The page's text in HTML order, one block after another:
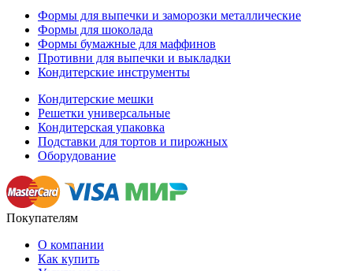
Формы для выпечки и заморозки металлические
Формы для шоколада
Формы бумажные для маффинов
Противни для выпечки и выкладки
Кондитерские инструменты
Кондитерские мешки
Решетки универсальные
Кондитерская упаковка
Подставки для тортов и пирожных
Оборудование
Покупателям
О компании
Как купить